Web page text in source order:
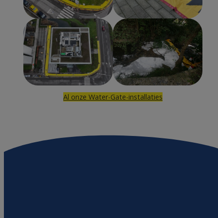
Al onze Water-Gate-installaties